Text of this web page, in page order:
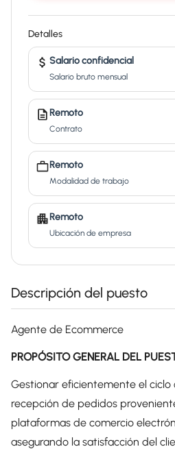
Detalles
Salario confidencial
Salario bruto mensual
Remoto
Contrato
Remoto
Modalidad de trabajo
Remoto
Ubicación de empresa
Descripción del puesto
Agente de Ecommerce
PROPÓSITO GENERAL DEL
Gestionar eficientemente el
recepción de pedidos
plataformas de comercio
asegurando la satisfacción del